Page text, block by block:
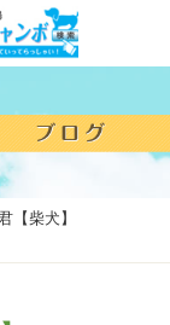
【柴犬】